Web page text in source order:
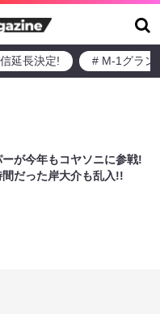
延長決定! # M-1グラン
ーが今年もコヤソニに参戦!
だった岸大介も乱入!!